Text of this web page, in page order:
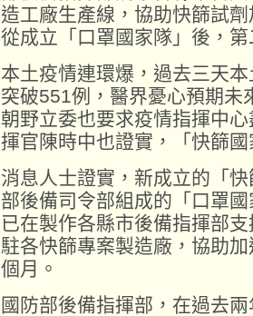
造工廠生產線，協助快篩試
從成立「口罩國家隊」後，
本土疫情連環爆，過去三天
突破551例，醫界憂心預期未
朝野立委也要求疫情指揮中
揮官陳時中也證實，「快篩
消息人士證實，新成立的「
部後備司令部組成的「口罩
已在製作各縣市後備指揮部
駐各快篩專案製造廠，協助
個月。
國防部後備指揮部，在過去